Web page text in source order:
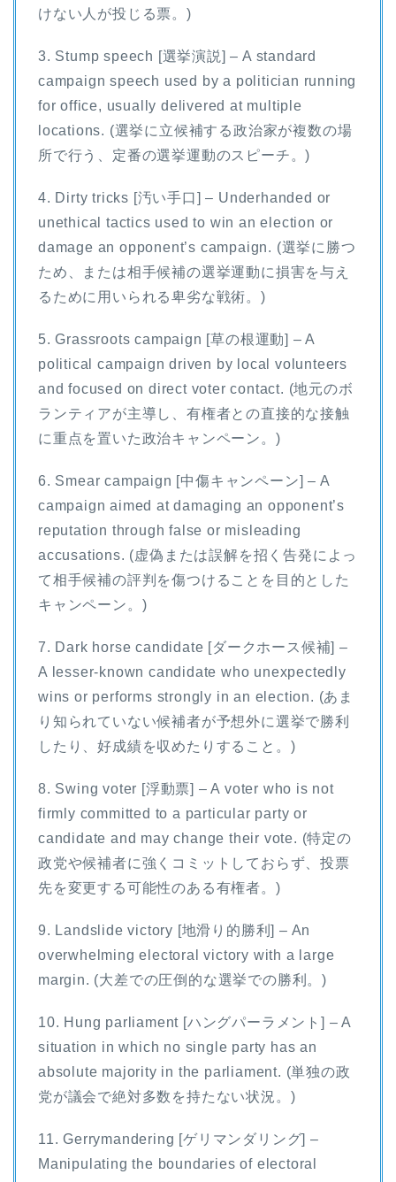
けない人が投じる票。)
3. Stump speech [選挙演説] – A standard
campaign speech used by a politician running
for office, usually delivered at multiple
locations. (選挙に立候補する政治家が複数の場
所で行う、定番の選挙運動のスピーチ。)
4. Dirty tricks [汚い手口] – Underhanded or
unethical tactics used to win an election or
damage an opponent’s campaign. (選挙に勝つ
ため、または相手候補の選挙運動に損害を与え
るために用いられる卑劣な戦術。)
5. Grassroots campaign [草の根運動] – A
political campaign driven by local volunteers
and focused on direct voter contact. (地元のボ
ランティアが主導し、有権者との直接的な接触
に重点を置いた政治キャンペーン。)
6. Smear campaign [中傷キャンペーン] – A
campaign aimed at damaging an opponent’s
reputation through false or misleading
accusations. (虚偽または誤解を招く告発によっ
て相手候補の評判を傷つけることを目的とした
キャンペーン。)
7. Dark horse candidate [ダークホース候補] –
A lesser-known candidate who unexpectedly
wins or performs strongly in an election. (あま
り知られていない候補者が予想外に選挙で勝利
したり、好成績を収めたりすること。)
8. Swing voter [浮動票] – A voter who is not
firmly committed to a particular party or
candidate and may change their vote. (特定の
政党や候補者に強くコミットしておらず、投票
先を変更する可能性のある有権者。)
9. Landslide victory [地滑り的勝利] – An
overwhelming electoral victory with a large
margin. (大差での圧倒的な選挙での勝利。)
10. Hung parliament [ハングパーラメント] – A
situation in which no single party has an
absolute majority in the parliament. (単独の政
党が議会で絶対多数を持たない状況。)
11. Gerrymandering [ゲリマンダリング] –
Manipulating the boundaries of electoral